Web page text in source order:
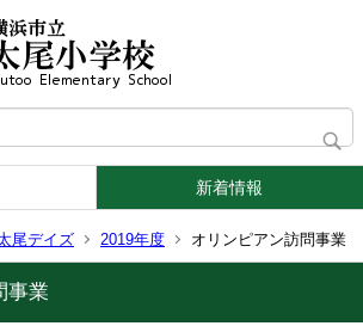
新着情報
尾デイズ 2019年度 オリンピアン訪問事業
事業